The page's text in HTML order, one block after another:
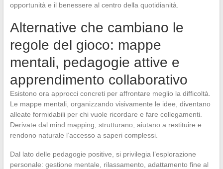
opportunità e il benessere al centro della quotidianità.
Alternative che cambiano le
regole del gioco: mappe
mentali, pedagogie attive e
apprendimento collaborativo
Esistono ora approcci concreti per affrontare meglio la difficoltà.
Le mappe mentali, organizzando visivamente le idee, diventano
alleate formidabili per chi vuole ricordare e fare collegamenti.
Derivate dal mind mapping, strutturano, aiutano a restituire e
rendono naturale l’accesso a saperi complessi.
Dal lato delle pedagogie positive, si privilegia l’esplorazione
personale: gestione mentale, rilassamento, adattamento fine al